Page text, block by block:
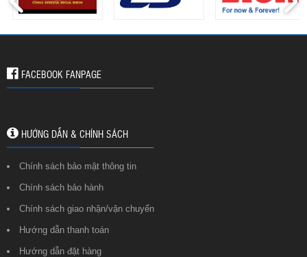
FACEBOOK FANPAGE
HƯỚNG DẪN & CHÍNH SÁCH
Chính sách bảo mật thông tin
Chính sách bảo hành
Chính sách giao nhận/vận chuyển
Hướng dẫn thanh toán
Hướng dẫn đặt hàng